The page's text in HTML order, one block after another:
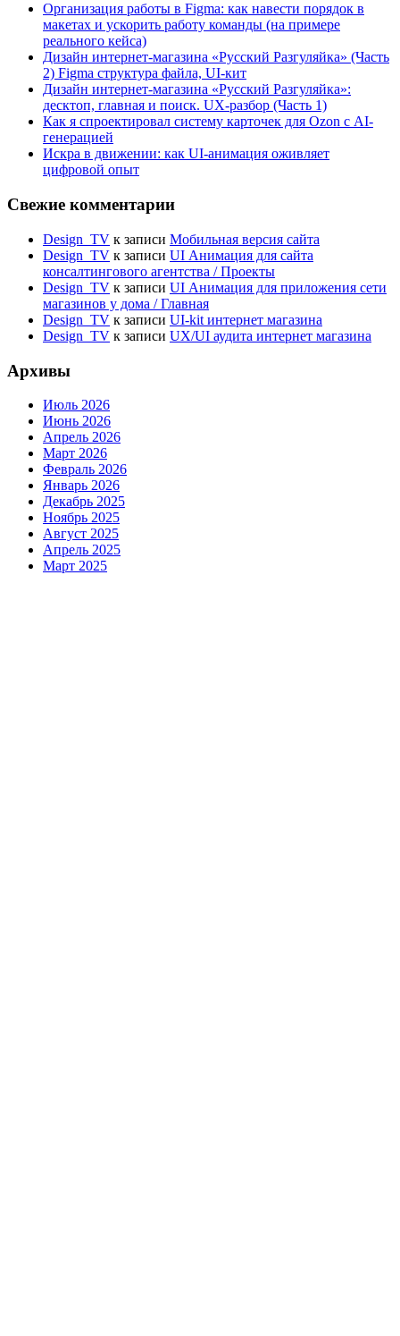
Организация работы в Figma: как навести порядок в
макетах и ускорить работу команды (на примере
реального кейса)
Дизайн интернет-магазина «Русский Разгуляйка» (Часть
2) Figma структура файла, UI-кит
Дизайн интернет-магазина «Русский Разгуляйка»:
десктоп, главная и поиск. UX-разбор (Часть 1)
Как я спроектировал систему карточек для Ozon с AI-
генерацией
Искра в движении: как UI-анимация оживляет
цифровой опыт
Свежие комментарии
Design_TV к записи Мобильная версия сайта
Design_TV к записи UI Анимация для сайта
консалтингового агентства / Проекты
Design_TV к записи UI Анимация для приложения сети
магазинов у дома / Главная
Design_TV к записи UI-kit интернет магазина
Design_TV к записи UX/UI аудита интернет магазина
Архивы
Июль 2026
Июнь 2026
Апрель 2026
Март 2026
Февраль 2026
Январь 2026
Декабрь 2025
Ноябрь 2025
Август 2025
Апрель 2025
Март 2025